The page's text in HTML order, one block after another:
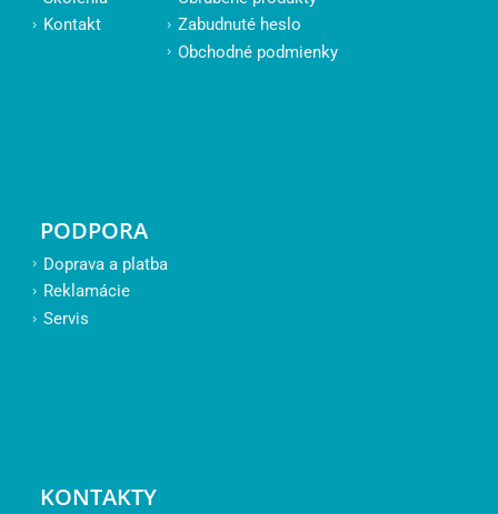
Kontakt
Zabudnuté heslo
Obchodné podmienky
PODPORA
Doprava a platba
Reklamácie
Servis
KONTAKTY